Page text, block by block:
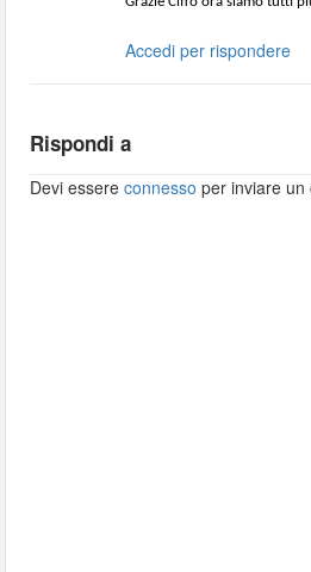
Accedi per rispondere
Rispondi a
Devi essereconnesso per inviare un